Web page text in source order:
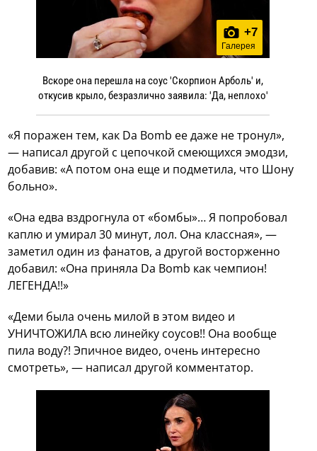
+7
Галерея
Вскоре она перешла на соус 'Скорпион Арболь' и,
откусив крыло, безразлично заявила: 'Да, неплохо'
«Я поражен тем, как Da Bomb ее даже не тронул»,
— написал другой с цепочкой смеющихся эмодзи,
добавив: «А потом она еще и подметила, что Шону
больно».
«Она едва вздрогнула от «бомбы»… Я попробовал
каплю и умирал 30 минут, лол. Она классная», —
заметил один из фанатов, а другой восторженно
добавил: «Она приняла Da Bomb как чемпион!
ЛЕГЕНДА!!»
«Деми была очень милой в этом видео и
УНИЧТОЖИЛА всю линейку соусов!! Она вообще
пила воду?! Эпичное видео, очень интересно
смотреть», — написал другой комментатор.